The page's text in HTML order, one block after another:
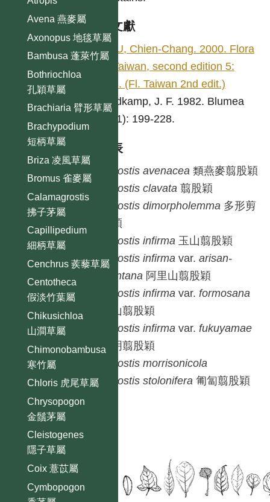
Avena 燕麥屬
Axonopus 地毯草屬
Bambusa 蓬萊竹屬
Bothriochloa
孔穎草屬
Brachiaria 臂形草屬
Brachypodium
短柄草屬
Briza 凌風草屬
Bromus 雀麥屬
Calamagrostis
拂子茅屬
Capillipedium
細柄草屬
Cenchrus 蒺藜草屬
Centotheca
假淡竹葉屬
Chikusichloa
山澗草屬
Chimonobambusa
寒竹屬
Chloris 虎尾草屬
Chrysopogon
金鬚茅屬
Cleistogenes
隱子草屬
Coix 薏苡屬
Cymbopogon
參考文獻
HSU, Chien-Chang. 2000. Flora
of Taiwan, second edition 5:
338. (Fl. Taiwan 2nd edit.)
Veldkamp, J. F. 1982. Blumea
28(1): 199-228.
種列表
Agrostis avenacea 類燕麥翦股穎
Agrostis clavata 翦股穎
Agrostis dimorpholemma 多形剪
股穎
Agrostis infirma 玉山翦股穎
Agrostis infirmavar. arisan-
montana 阿里山翦股穎
Agrostis infirmavar. formosana
草山翦股穎
Agrostis infirmavar. fukuyamae
伯明翦股穎
Agrostis morrisonicola
Agrostis stolonifera 匍匐翦股穎